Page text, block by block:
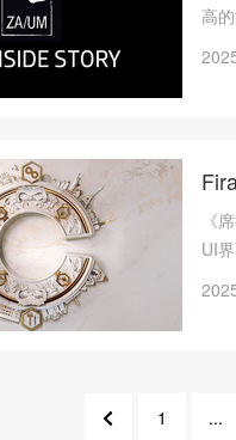
高
《
UI
6 1 ...
4